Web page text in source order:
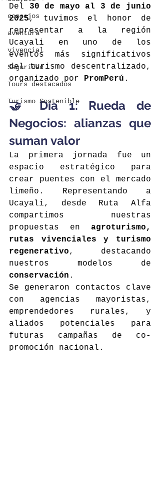
consejos
aventura
vivencial
Seguridad
Tours destacados
Turismo Sostenible
Del 30 de mayo al 3 de junio
2025, tuvimos el honor de
representar a la región
Ucayali en uno de los
eventos más significativos
del turismo descentralizado,
organizado por PromPerú .
🤝 Día 1: Rueda de
Negocios: alianzas que
suman valor
La primera jornada fue un
espacio estratégico para
crear puentes con el mercado
limeño. Representando a
Ucayali, desde Ruta Alfa
compartimos nuestras
propuestas en agroturismo,
rutas vivenciales y turismo
regenerativo, destacando
conservación .
Se generaron contactos clave
con agencias mayoristas,
emprendedores rurales, y
aliados potenciales para
futuras campañas de co-
promoción nacional.